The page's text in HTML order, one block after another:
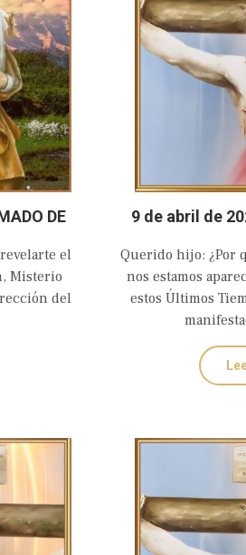
DE
JOSÉel
Misterio
del
9 de abril de
SAGRADO
DE
Querido hijo: ¿Por
nos estamos
estos Últimos